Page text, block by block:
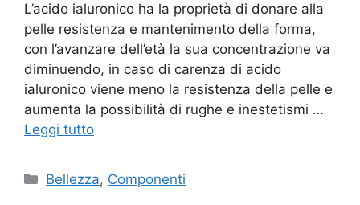
L’acido ialuronico ha la proprietà di donare alla
pelle resistenza e mantenimento della forma,
con l’avanzare dell’età la sua concentrazione va
diminuendo, in caso di carenza di acido
ialuronico viene meno la resistenza della pelle e
aumenta la possibilità di rughe e inestetismi …
Leggi tutto
Categorie
Bellezza, Componenti